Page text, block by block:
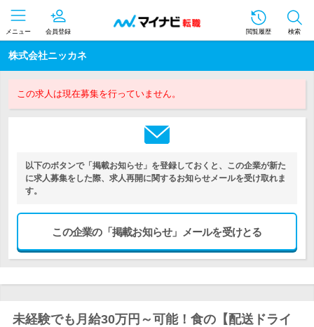
メニュー 会員登録 閲覧履歴 検索
株式会社ニッカネ
この求人は現在募集を行っていません。
以下のボタンで「掲載お知らせ」を登録しておくと、この企業が新た
に求人募集をした際、求人再開に関するお知らせメールを受け取れま
す。
この企業の「掲載お知らせ」メールを受けとる
未経験でも月給30万円～可能！食の【配送ドライ